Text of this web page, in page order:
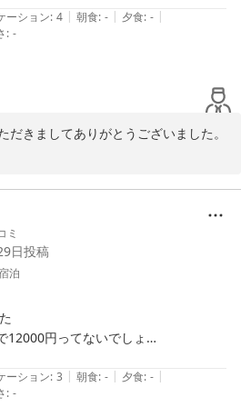
ったが、ボディーソープのみでも十分。
いが工事で1年間休止は残念。
ーション: 4 | 朝食: - | 夕食: - |
: -
だきましてありがとうございました。
１年間お休みをいただくこととなり
ご利用をお待ちしております。
ミ
日投稿
泊
12000円ってないでしょ
で駐車場の出入り時間とか、門限とかあ
なら絶対おすすめ！
ーション: 3 | 朝食: - | 夕食: - |
: -